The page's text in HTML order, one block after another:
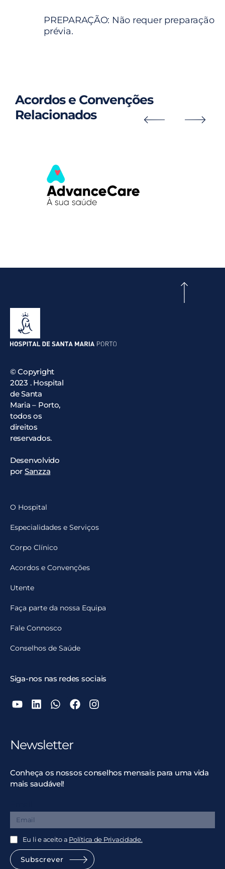
PREPARAÇÃO: Não requer preparação
prévia.
Acordos e Convenções
Relacionados
© Copyright
2023 . Hospital
de Santa
Maria – Porto,
todos os
direitos
reservados.
Desenvolvido
por Sanzza
O Hospital
Especialidades e Serviços
Corpo Clínico
Acordos e Convenções
Utente
Faça parte da nossa Equipa
Fale Connosco
Conselhos de Saúde
Siga-nos nas redes sociais
Newsletter
Conheça os nossos conselhos mensais para uma vida
mais saudável!
Eu li e aceito a Política de Privacidade.
Subscrever